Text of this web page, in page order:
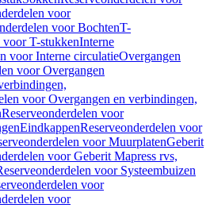
voor
voor BochtenT-
voor T-stukkenInterne
voor Interne circulatieOvergangen
voor Overgangen
voor Overgangen en verbindingen,
Reserveonderdelen voor
EindkappenReserveonderdelen voor
voor MuurplatenGeberit
voor Geberit Mapress rvs,
voor Systeembuizen
voor
voor